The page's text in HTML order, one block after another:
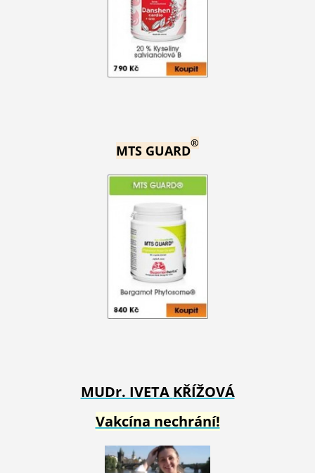
MTS GUARD®
MUDr. IVETA KŘÍŽOVÁ
Vakcína nechrání!